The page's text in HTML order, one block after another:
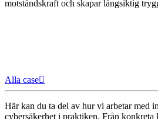
motståndskraft och skapar långsiktig
Alla case
Här kan du ta del av hur vi arbetar med
cybersäkerhet i praktiken. Från konkreta